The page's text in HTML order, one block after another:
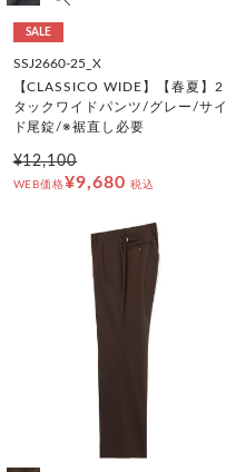
SALE
SSJ2660-25_X
【CLASSICO WIDE】【春夏】2
タックワイドパンツ/グレー/サイ
ド尾錠/※裾直し必要
¥12,100
WEB価格¥9,680 税込